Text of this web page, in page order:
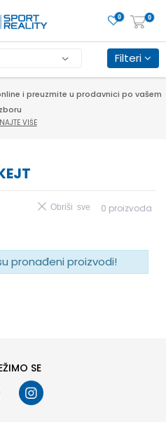
0
0
i preuzmite u prodavnici po vašem
VIŠE
Filteri
0 proizvoda
Obriši sve
pronađeni proizvodi!
SE